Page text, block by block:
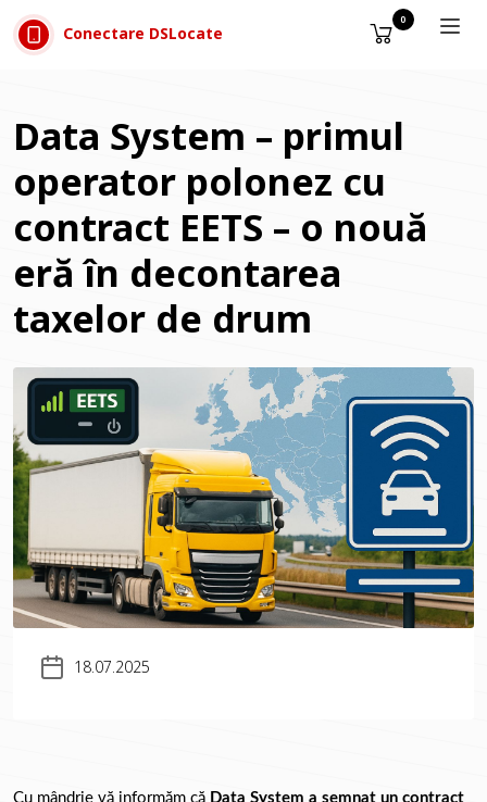
Sari la conținut
Conectare DSLocate
0
Data System – primul
operator polonez cu
contract EETS – o nouă
eră în decontarea
taxelor de drum
18.07.2025
Cu mândrie vă informăm că Data System a semnat un contract